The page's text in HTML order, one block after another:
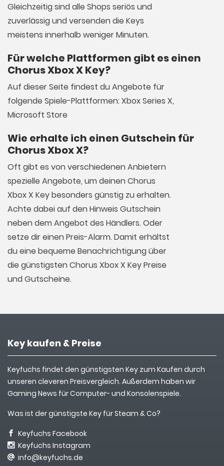
Gleichzeitig sind alle Shops seriös und
zuverlässig und versenden die Keys
meistens innerhalb weniger Minuten.
Für welche Plattformen gibt es einen
Chorus Xbox X Key?
Auf dieser Seite findest du Angebote für
folgende Spiele-Plattformen: Xbox Series X,
Microsoft Store
Wie erhalte ich einen Gutschein für
Chorus Xbox X?
Oft gibt es von verschiedenen Anbietern
spezielle Angebote, um deinen Chorus
Xbox X Key besonders günstig zu erhalten.
Achte dabei auf den Hinweis Gutschein
neben dem Angebot des Händlers. Oder
setze dir einen Preis-Alarm. Damit erhältst
du eine bequeme Benachrichtigung über
die günstigsten Chorus Xbox X Key Preise
und Gutscheine.
Key kaufen & Preise
Keyfuchs findet den günstigsten Key zum Kaufen durch
unseren cleveren Preisvergleich. Außerdem haben wir
Gaming News für Computer- und Konsolenspiele.
Was ist der günstigste Key für Steam & Co?
Keyfuchs Facebook
Keyfuchs Instagram
info@keyfuchs.de